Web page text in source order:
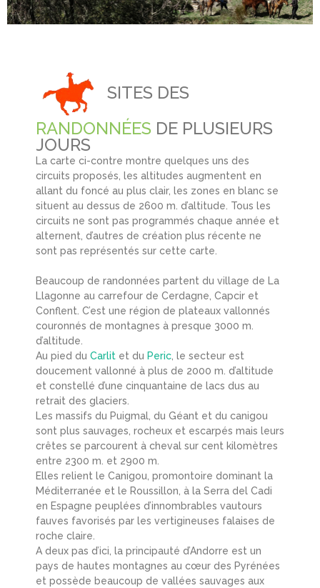
SITES DES
RANDONNÉES DE PLUSIEURS
JOURS
La carte ci-contre montre quelques uns des
circuits proposés, les altitudes augmentent en
allant du foncé au plus clair, les zones en blanc se
situent au dessus de 2600 m. d’altitude. Tous les
circuits ne sont pas programmés chaque année et
alternent, d’autres de création plus récente ne
sont pas représentés sur cette carte.
Beaucoup de randonnées partent du village de La
Llagonne au carrefour de Cerdagne, Capcir et
Conflent. C’est une région de plateaux vallonnés
couronnés de montagnes à presque 3000 m.
d’altitude.
Au pied du Carlit et du Peric , le secteur est
doucement vallonné à plus de 2000 m. d’altitude
et constellé d’une cinquantaine de lacs dus au
retrait des glaciers.
Les massifs du Puigmal, du Géant et du canigou
sont plus sauvages, rocheux et escarpés mais leurs
crêtes se parcourent à cheval sur cent kilomètres
entre 2300 m. et 2900 m.
Elles relient le Canigou, promontoire dominant la
Méditerranée et le Roussillon, à la Serra del Cadi
en Espagne peuplées d’innombrables vautours
fauves favorisés par les vertigineuses falaises de
roche claire.
A deux pas d’ici, la principauté d’Andorre est un
pays de hautes montagnes au cœur des Pyrénées
et possède beaucoup de vallées sauvages aux